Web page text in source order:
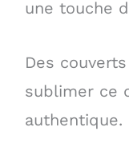
une touche
Des
sublimer ce
authentique.